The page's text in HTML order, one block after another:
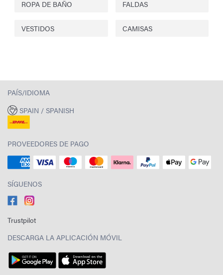
ROPA DE BAÑO FALDAS
VESTIDOS CAMISAS
PAÍS/IDIOMA
SPAIN / SPANISH
PROVEEDORES DE PAGO
SÍGUENOS
Trustpilot
DESCARGA LA APLICACIÓN MÓVIL